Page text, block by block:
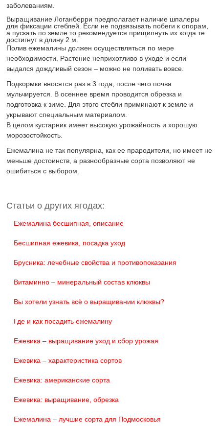
заболеваниям.
Выращивание Логанберри предполагает наличие шпалеры
для фиксации стеблей. Если не подвязывать побеги к опорам,
а пускать по земле то рекомендуется прищипнуть их когда те
достигнут в длину 2 м.
Полив ежемалины должен осуществляться по мере
необходимости. Растение неприхотливо в уходе и если
выдался дождливый сезон – можно не поливать вовсе.
Подкормки вносятся раз в 3 года, после чего почва
мульчируется. В осеннее время проводится обрезка и
подготовка к зиме. Для этого стебли приминают к земле и
укрывают специальным материалом.
В целом кустарник имеет высокую урожайность и хорошую
морозостойкость.
Ежемалина не так популярна, как ее прародители, но имеет не
меньше достоинств, а разнообразные сорта позволяют не
ошибиться с выбором.
Статьи о других ягодах:
Eжемалина бесшипная, описание
Бесшипная ежевика, посадка уход
Брусника: лечебные свойства и противопоказания
Витаминно – минеральный состав клюквы
Вы хотели узнать всё о выращивании клюквы?
Где и как посадить ежемалину
Ежевика – выращивание уход и сбор урожая
Ежевика – характеристика сортов
Ежевика: американские сорта
Ежевика: выращивание, обрезка
Ежемалина – лучшие сорта для Подмосковья